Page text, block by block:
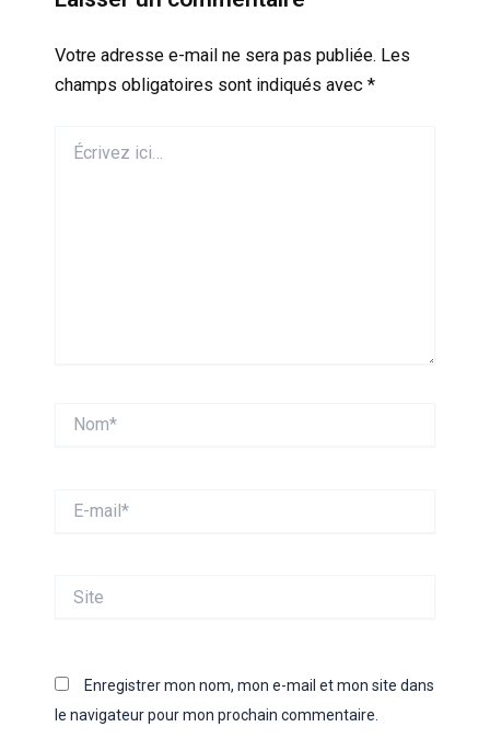
Votre adresse e-mail ne sera pas publiée. Les
champs obligatoires sont indiqués avec *
ici…
mail*
Enregistrer mon nom, mon e-mail et mon site dans
le navigateur pour mon prochain commentaire.